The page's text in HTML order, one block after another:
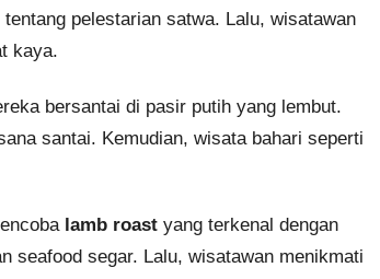
pelestarian satwa. Lalu, wisatawan
kaya.
bersantai di pasir putih yang lembut.
santai. Kemudian, wisata bahari seperti
lamb roast yang terkenal dengan
seafood segar. Lalu, wisatawan menikmati